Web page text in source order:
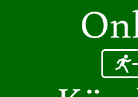
Sprung zum Inhalt